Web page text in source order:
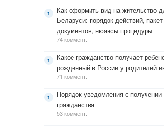
Как оформить вид на жительство
Беларуси: порядок действий, пакет
документов, нюансы процедуры
74 коммент.
Какое гражданство получает
рожденный в России у родителей
71 коммент.
Порядок уведомления о получении
гражданства
53 коммент.